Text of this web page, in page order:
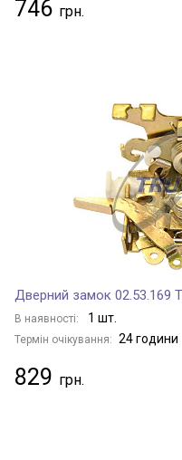
746
Дверний замок 02.53.169
В наявності: 1 шт.
Термін очікування: 24 години
829